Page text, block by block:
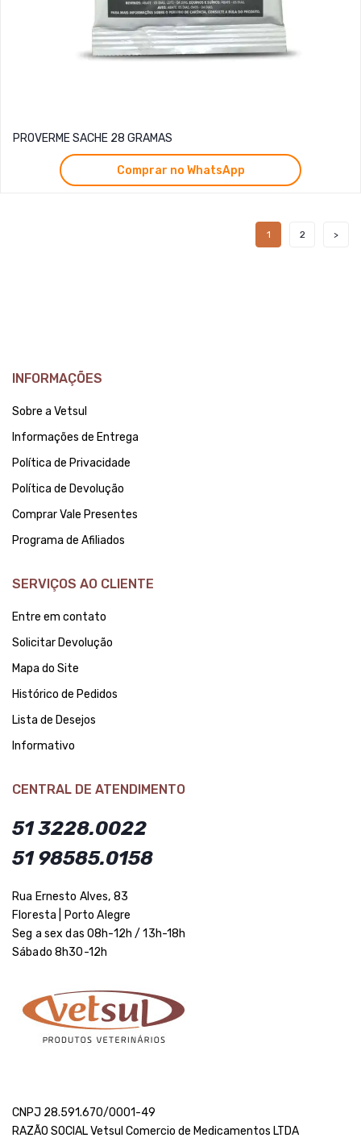
PROVERME SACHE 28 GRAMAS
Comprar no WhatsApp
1 2
INFORMAÇÕES
Sobre a Vetsul
Informações de Entrega
Política de Privacidade
Política de Devolução
Comprar Vale Presentes
Programa de Afiliados
SERVIÇOS AO CLIENTE
Entre em contato
Solicitar Devolução
Mapa do Site
Histórico de Pedidos
Lista de Desejos
Informativo
CENTRAL DE ATENDIMENTO
51 3228.0022
51 98585.0158
Rua Ernesto Alves, 83
Floresta | Porto Alegre
Seg a sex das 08h-12h / 13h-18h
Sábado 8h30-12h
CNPJ 28.591.670/0001-49
RAZÃO SOCIAL Vetsul Comercio de Medicamentos LTDA